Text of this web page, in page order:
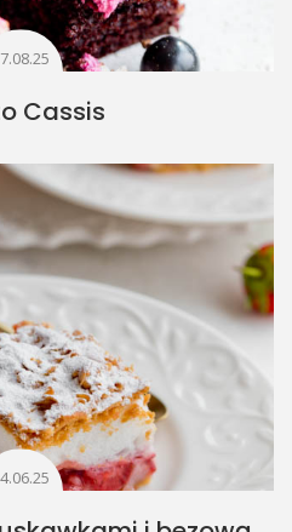
Cassis